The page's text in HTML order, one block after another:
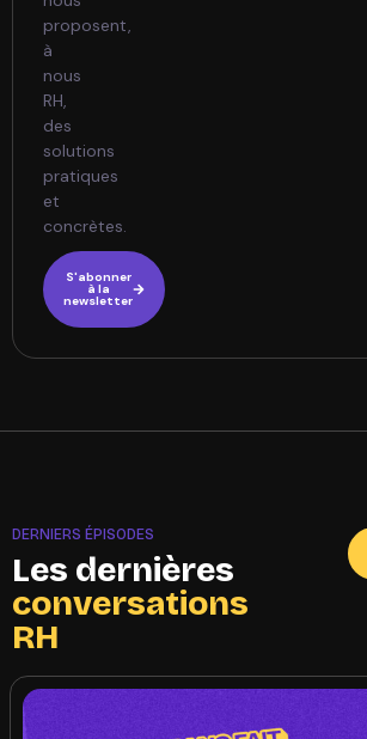
proposent,
à
nous
RH,
des
solutions
pratiques
et
concrètes.
S'abonner
à la
newsletter
DERNIERS ÉPISODES
Les dernières
conversations
RH